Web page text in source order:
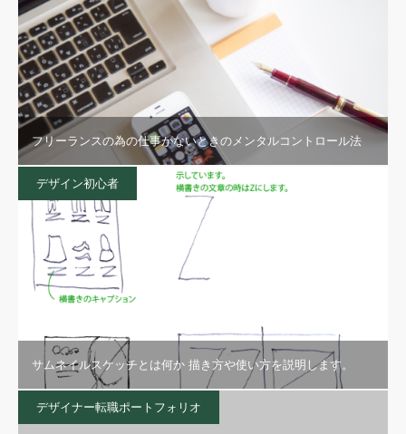
フリーランスの為の仕事がないときのメンタルコントロール法
デザイン初心者
サムネイルスケッチとは何か 描き方や使い方を説明します。
デザイナー転職ポートフォリオ